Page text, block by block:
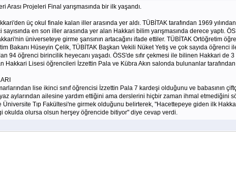
Arası Projeleri Final yarışmasında bir ilk yaşandı.
üç okul finale kalan iller arasında yer aldı. TÜBİTAK tarafından 1969
en son iller arasında yer alan Hakkari bilim yarışmasında derece yaptı.
üniverseteye girme şansının artacağını ifade ettiler. TÜBİTAK Ortöğretim
Bakanı Hüseyin Çelik, TÜBİTAK Başkan Vekili Nüket Yetiş ve çok sayıda öğrenci
94 öğrenci birincilik heyecanı yaşadı. ÖSS'de sıfır çekmesi ile bilinen Hakkari
Lisesi öğrencileri İzzettin Pala ve Kübra Akın salonda bulunanlar tarafından
lise ikinci sınıf öğrencisi İzzettin Pala 7 kardeşi olduğunu ve babasının
aylarından ailesine yardım ettiğini ama derslerini hiçbir zaman ihmal etmediğini
Tıp Fakültesi'ne girmek olduğunu belirterek, "Hacettepeye giden ilk
okulda olursa olsun herşey öğrencide bitiyor" diye cevap verdi.